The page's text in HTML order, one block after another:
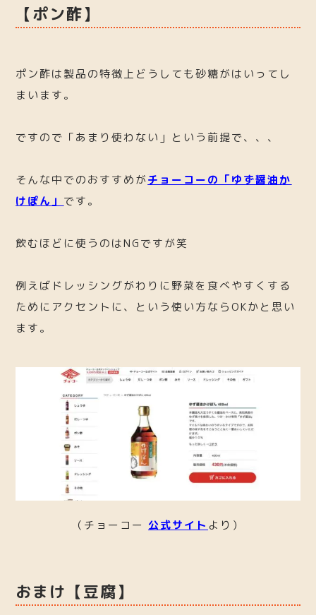
【ポン酢】
ポン酢は製品の特徴上どうしても砂糖がはいってし
まいます。
ですので「あまり使わない」という前提で、、、
そんな中でのおすすめがチョーコーの「ゆず醤油か
けぽん」 です。
飲むほどに使うのはNGですが笑
例えばドレッシングがわりに野菜を食べやすくする
ためにアクセントに、という使い方ならOKかと思い
ます。
（チョーコー 公式サイト より）
おまけ【豆腐】